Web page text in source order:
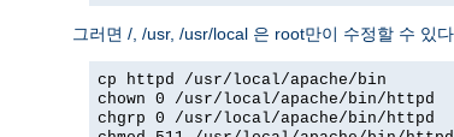
그러면 /, /usr, /usr/local 은 root만이 수정할 수 있
cp httpd /usr/local/apache/bin
chown 0 /usr/local/apache/bin/httpd
chgrp 0 /usr/local/apache/bin/httpd